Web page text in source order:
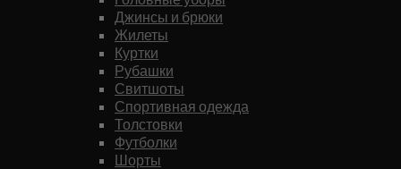
Джинсы и брюки
Жилеты
Куртки
Рубашки
Свитшоты
Спортивная одежда
Толстовки
Футболки
Шорты